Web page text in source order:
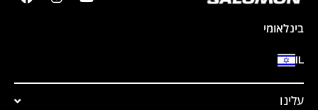
בינלאומי
IL
עלינו